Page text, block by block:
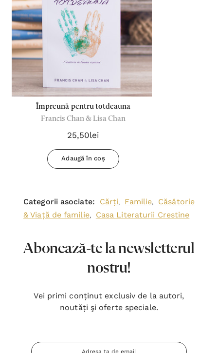
Împreună pentru totdeauna
Francis Chan & Lisa Chan
25,50lei
Adaugă în coș
Categorii asociate: Cărți, Familie,
Căsătorie
& Viață de familie, Casa Literaturii Crestine
Abonează-te la newsletterul
nostru!
Vei primi conținut exclusiv de la autori,
noutăți şi oferte speciale.
Adresa